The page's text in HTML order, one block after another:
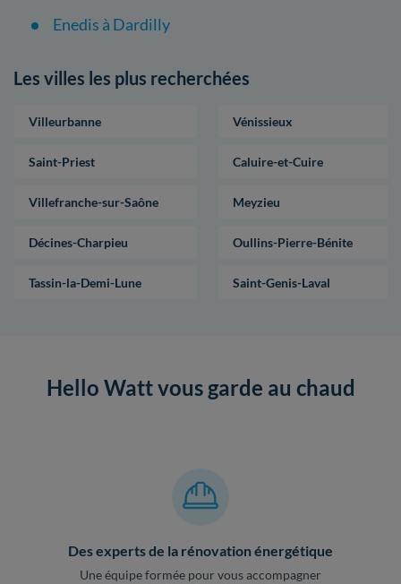
Enedis à Dardilly
Les villes les plus recherchées
Villeurbanne Vénissieux
Saint-Priest Caluire-et-Cuire
Villefranche-sur-Saône Meyzieu
Décines-Charpieu Oullins-Pierre-Bénite
Tassin-la-Demi-Lune Saint-Genis-Laval
Hello Watt vous garde au chaud
Des experts de la rénovation énergétique
Une équipe formée pour vous accompagner